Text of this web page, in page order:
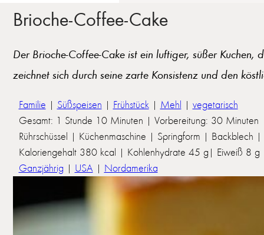
Brioche-Coffee-Cake
Der Brioche-Coffee-Cake ist ein luftiger, süßer
zeichnet sich durch seine zarte Konsistenz und den
Familie | Süßspeisen | Frühstück| Mehl | vegetarisch
Gesamt: 1 Stunde 10 Minuten | Vorbereitung: 30
Rührschüssel | Küchenmaschine | Springform | Backblech |
Kaloriengehalt 380 kcal | Kohlenhydrate 45 g| Eiweiß 8
Ganzjährig | USA | Nordamerika